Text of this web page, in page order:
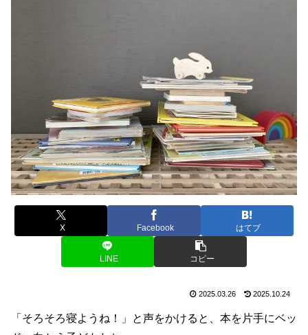
X Facebook はてブ
LINE コピー
2025.03.26 2025.10.24
「そろそろ寝ようね！」と声をかけると、本を片手にベッ